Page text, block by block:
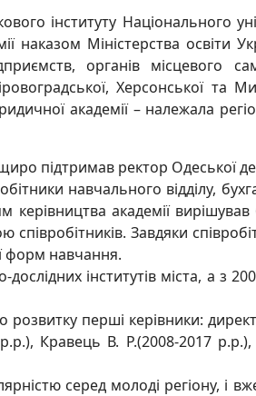
інституту Національного
наказом Міністерства освіти
органів місцевого
Херсонської та
академії – належала
підтримав ректор Одеської
навчального відділу,
академії
Завдяки
форм навчання.
інститутів міста, а з
розвитку перші керівники:
Кравець В. Р.(2008-2017
серед молоді регіону, і